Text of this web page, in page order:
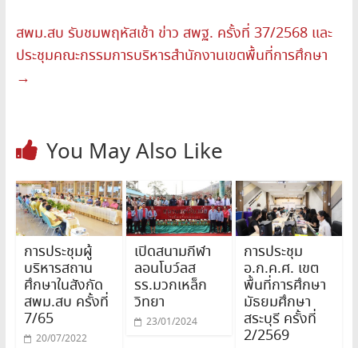
สพม.สบ รับชมพฤหัสเช้า ข่าว สพฐ. ครั้งที่ 37/2568 และ
ประชุมคณะกรรมการบริหารสำนักงานเขตพื้นที่การศึกษา
→
You May Also Like
การประชุมผู้
บริหารสถาน
ศึกษาในสังกัด
สพม.สบ ครั้งที่
7/65
20/07/2022
เปิดสนามกีฬา
ลอนโบว์ลส
รร.มวกเหล็ก
วิทยา
23/01/2024
การประชุม
อ.ก.ค.ศ. เขต
พื้นที่การศึกษา
มัธยมศึกษา
สระบุรี ครั้งที่
2/2569